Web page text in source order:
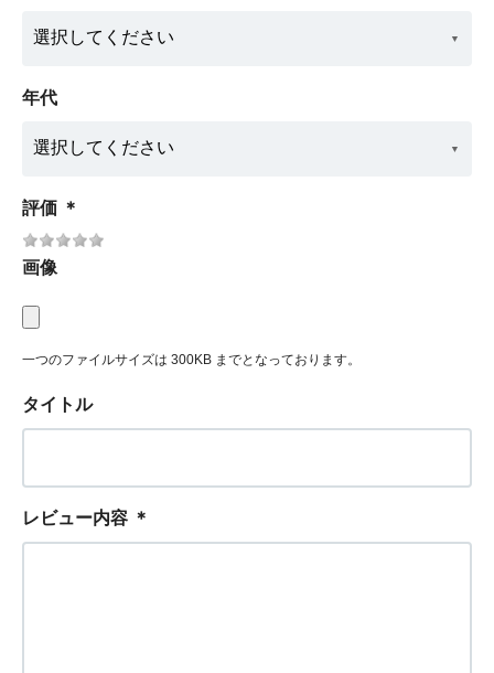
年代
評価 ＊
画像
一つのファイルサイズは 300KB までとなっております。
タイトル
レビュー内容 ＊